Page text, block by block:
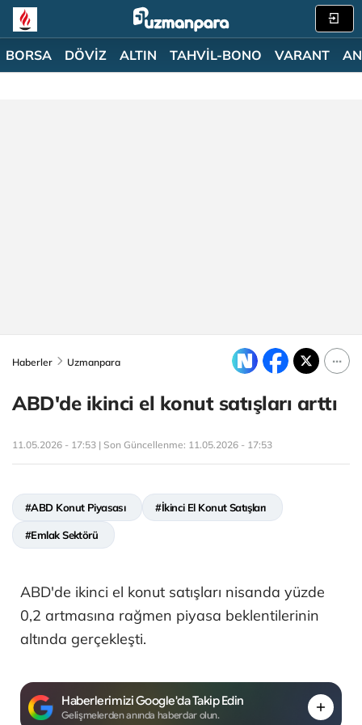
BORSA DÖVİZ ALTIN TAHVİL-BONO VARANT
Haberler Uzmanpara
ABD'de ikinci el konut satışları arttı
11.05.2026 - 17:53 | Son Güncellenme: 11.05.2026 - 17:53
#ABD Konut Piyasası #İkinci El Konut Satışları
#Emlak Sektörü
ABD'de ikinci el konut satışları nisanda yüzde
0,2 artmasına rağmen piyasa beklentilerinin
altında gerçekleşti.
Haberlerimizi Google'da Takip Edin
Gelişmelerden anında haberdar olun.